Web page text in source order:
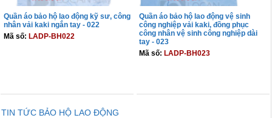
Quần áo bảo hộ lao động kỹ sư, công
nhân vải kaki ngắn tay - 022
Mã số: LADP-BH022
Quần áo bảo hộ lao động vệ sinh
công nghiệp vải kaki, đồng phục
công nhân vệ sinh công nghiệp dài
tay - 023
Mã số: LADP-BH023
TIN TỨC BẢO HỘ LAO ĐỘNG